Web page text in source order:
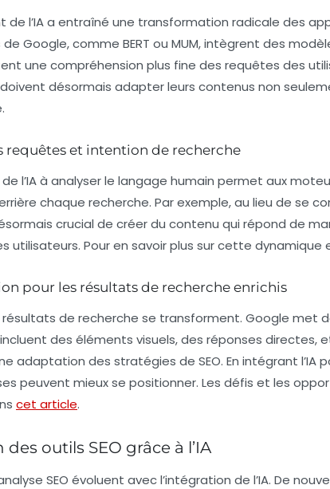
de l’IAa entraîné une transformation radicale des
Google, comme BERT ou MUM, intègrent des
une compréhension plus fine des requêtes des
désormais adapter leurs contenus non
requêtes et intention de recherche
l’IAà analyser le langage humain permet aux
chaque recherche. Par exemple, au lieu de se
crucial de créer du contenu qui répond de
utilisateurs. Pour en savoir plus sur cette dynamique
pour les résultats de recherche enrichis
résultats de recherche se transforment. Google met
des éléments visuels, des réponses directes,
adaptation des stratégies de SEO. En intégrant l’IA
peuvent mieux se positionner. Les défis et les
cet article.
outils SEO grâce à l’IA
SEO évoluent avec l’intégration de l’IA. De